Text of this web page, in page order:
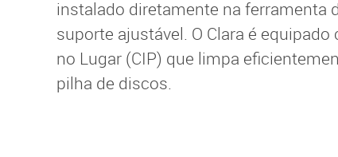
instalado diretamente na ferramenta
suporte ajustável. O Clara é
no Lugar (CIP) que limpa
pilha de discos.